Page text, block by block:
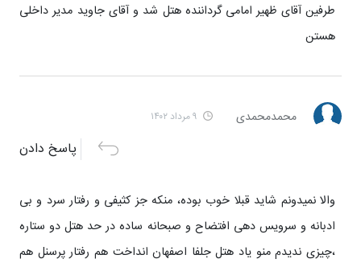
طرفین آقای ظهیر امامی گرداننده هتل شد و آقای جاوید مدیر داخلی
هستن
محمدمحمدی ۹ مرداد ۱۴۰۲
پاسخ دادن
والا نمیدونم شاید قبلا خوب بوده، منکه جز کثیفی و رفتار سرد و بی
ادبانه و سرویس دهی افتضاح و صبحانه ساده در حد هتل دو ستاره
،چیزی ندیدم منو یاد هتل جلفا اصفهان انداخت هم رفتار پرسنل هم